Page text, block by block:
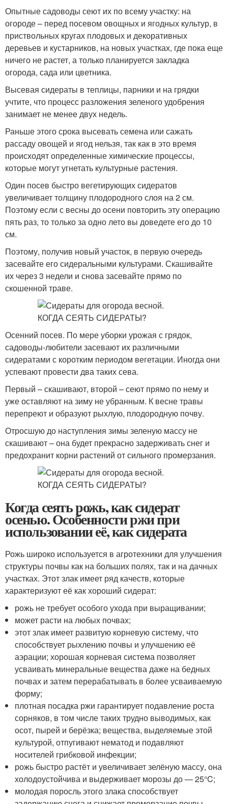
Опытные садоводы сеют их по всему участку: на
огороде – перед посевом овощных и ягодных культур, в
приствольных кругах плодовых и декоративных
деревьев и кустарников, на новых участках, где пока еще
ничего не растет, а только планируется закладка
огорода, сада или цветника.
Высевая сидераты в теплицы, парники и на грядки
учтите, что процесс разложения зеленого удобрения
занимает не менее двух недель.
Раньше этого срока высевать семена или сажать
рассаду овощей и ягод нельзя, так как в это время
происходят определенные химические процессы,
которые могут угнетать культурные растения.
Один посев быстро вегетирующих сидератов
увеличивает толщину плодородного слоя на 2 см.
Поэтому если с весны до осени повторить эту операцию
пять раз, то только за одно лето вы доведете его до 10
см.
Поэтому, получив новый участок, в первую очередь
засевайте его сидеральными культурами. Скашивайте
их через 3 недели и снова засевайте прямо по
скошенной траве.
Осенний посев. По мере уборки урожая с грядок,
садоводы-любители засевают их различными
сидератами с коротким периодом вегетации. Иногда они
успевают провести два таких сева.
Первый – скашивают, второй – сеют прямо по нему и
уже оставляют на зиму не убранным. К весне травы
перепреют и образуют рыхлую, плодородную почву.
Отросшую до наступления зимы зеленую массу не
скашивают – она будет прекрасно задерживать снег и
предохранит корни растений от сильного промерзания.
Когда сеять рожь, как сидерат
осенью. Особенности ржи при
использовании её, как сидерата
Рожь широко используется в агротехники для улучшения
структуры почвы как на больших полях, так и на дачных
участках. Этот злак имеет ряд качеств, которые
характеризуют её как хороший сидерат:
рожь не требует особого ухода при выращивании;
может расти на любых почвах;
этот злак имеет развитую корневую систему, что
способствует рыхлению почвы и улучшению её
аэрации; хорошая корневая система позволяет
усваивать минеральные вещества даже на бедных
почвах и затем перерабатывать в более усваиваемую
форму;
плотная посадка ржи гарантирует подавление роста
сорняков, в том числе таких трудно выводимых, как
осот, пырей и берёзка; вещества, выделяемые этой
культурой, отпугивают нематод и подавляют
носителей грибковой инфекции;
рожь быстро растёт и увеличивает зелёную массу, она
холодоустойчива и выдерживает морозы до — 25°C;
молодая поросль этого злака способствует